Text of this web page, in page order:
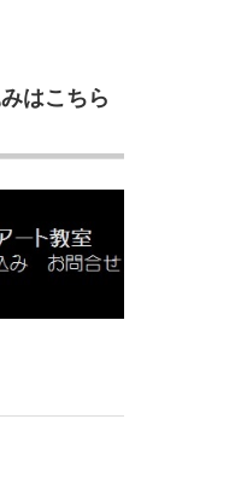
はこちら